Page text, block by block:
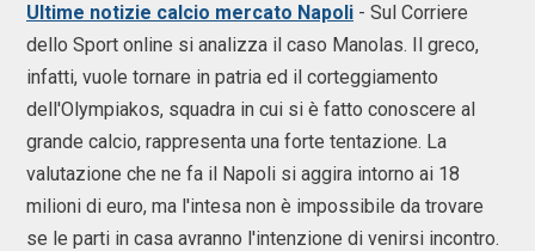
Ultime notizie calcio mercato Napoli - Sul Corriere
dello Sport online si analizza il caso Manolas. Il greco,
infatti, vuole tornare in patria ed il corteggiamento
dell'Olympiakos, squadra in cui si è fatto conoscere al
grande calcio, rappresenta una forte tentazione. La
valutazione che ne fa il Napoli si aggira intorno ai 18
milioni di euro, ma l'intesa non è impossibile da trovare
se le parti in casa avranno l'intenzione di venirsi incontro.